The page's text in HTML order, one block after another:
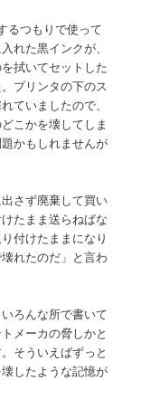
るつもりで使って
れた黒インクが、
拭いてセットした
プリンタの下のス
ていましたので、
こかを壊してしま
かもしれませんが
さず廃棄して買い
たまま送らねばな
付けたままになり
れたのだ」と言わ
ろんな所で書いて
メーカの脅しかと
そういえばずっと
したような記憶が